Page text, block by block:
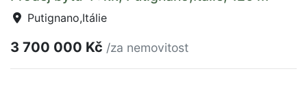
Putignano,Itálie
3 700 000 Kč /za nemovitost